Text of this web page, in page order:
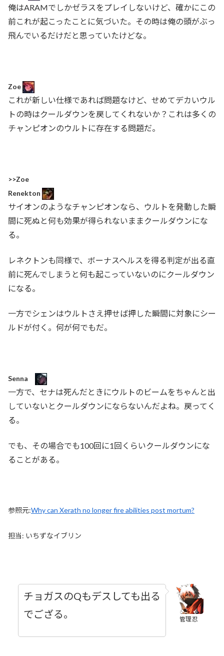
俺はARAMでしかゼラスをプレイしないけど、確かにこの
前これが起こったことに気づいた。その時は俺の頭がぶっ
飛んでいるだけだと思っていたけどな。
Zoe
これが新しい仕様であれば問題なけど、せめてデカいウル
トの時はクールダウンを戻してくれないか？これは多くの
チャンピオンのウルトに存在する問題だ。
>>Zoe
Renekton
サイオンのようなチャンピオンなら、ウルトを発動した瞬
間に死ぬと何も効果が得られないままクールダウンにな
る。
レネクトンも同様で、ボーナスヘルスを得る判定が出る直
前に死んでしまうと何も起こっていないのにクールダウン
になる。
一方でシェンはウルトさえ押せば押した瞬間に対象にシー
ルドが付く。何が何でもだ。
Senna
一方で、セナは死んだときにウルトのビームをちゃんと出
していないとクールダウンにならないんだよね。戻ってく
る。
でも、その場合でも100回に1回くらいクールダウンにな
ることがある。
参照元:Why can Xerath no longer fire abilities post mortum?
担当: いちずなイブリン
管理忍
チョガスのQもデスしても出る
でござる。